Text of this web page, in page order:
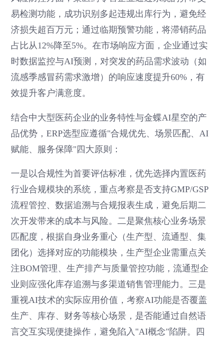
易检测功能，成功识别多起违规出库行为，避免经
济损失超百万元；通过临期预警功能，将滞销药品
占比从12%降至5%。在市场响应方面，企业通过实
时数据监控与AI预测，对突发的药品需求波动（如
流感季感冒药需求激增）的响应速度提升60%，有
效提升客户满意度。
结合中大型医药企业的业务特性与金蝶AI星空的产
品优势，ERP选型应遵循"合规优先、场景匹配、AI
赋能、服务保障"四大原则：
一是以合规性为首要评估标准，优先选择内置医药
行业合规模块的系统，重点考察是否支持GMP/GSP
流程管控、数据追溯与合规报表生成，避免后期二
次开发带来的成本与风险。二是聚焦核心业务场景
匹配度，根据自身业务重心（生产型、流通型、集
团化）选择对应的功能模块，生产型企业需重点关
注BOM管理、生产排产与质量管控功能，流通型企
业则应强化库存追溯与多渠道销售管理能力。三是
重视AI技术的实际应用价值，考察AI功能是否覆盖
生产、库存、财务等核心场景，是否能通过自然语
言交互实现便捷操作，避免陷入"AI概念"陷阱。四